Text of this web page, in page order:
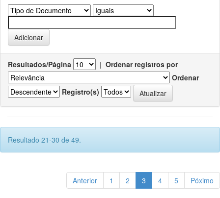
Resultados/Página | Ordenar registros por
Ordenar
Registro(s)
Resultado 21-30 de 49.
Anterior 1 2 3 4 5 Póximo